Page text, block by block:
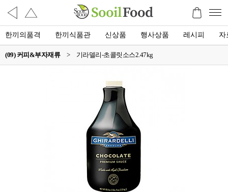
한끼의품격 한끼식품관 신상품 행사상품 레시피 자
(09) 커피&부자재류 > 기라델리-초콜릿소스2.47kg